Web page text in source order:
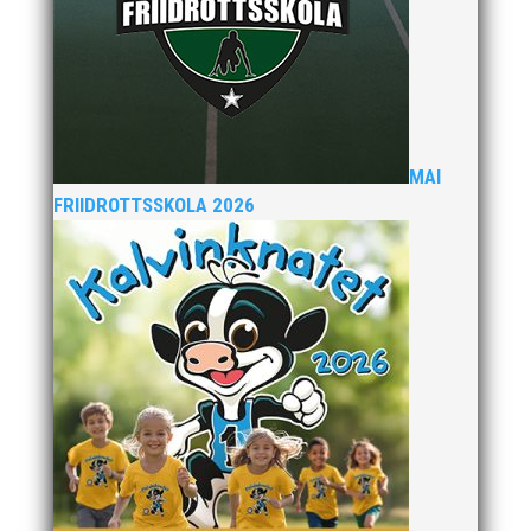
MAI
FRIIDROTTSSKOLA 2026
Malmöloppet gick av stapeln i lördags i ett riktigt
ruskväder. Fast det bromsade inte vår löpargrupp
som verkligen visade framfötterna.